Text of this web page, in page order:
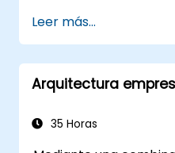
Sistemas Basada en
mejores prácticas en
Leer más...
Arquitectura
35 Horas